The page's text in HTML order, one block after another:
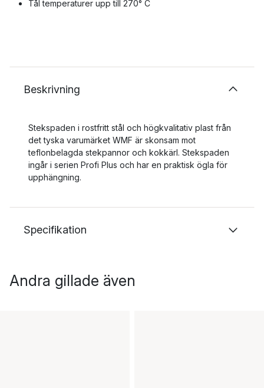
Tål temperaturer upp till 270° C
Beskrivning
Stekspaden i rostfritt stål och högkvalitativ plast från
det tyska varumärket WMF är skonsam mot
teflonbelagda stekpannor och kokkärl. Stekspaden
ingår i serien Profi Plus och har en praktisk ögla för
upphängning.
Specifikation
Andra gillade även